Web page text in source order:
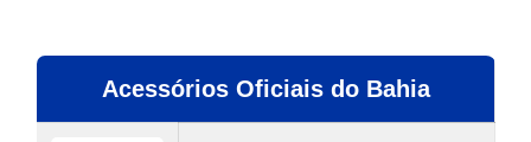
Acessórios Oficiais do Bahia